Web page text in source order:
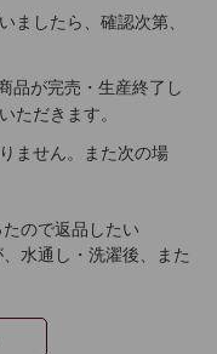
ましたら、確認次第、
品が完売・生産終了し
ただきます。
ません。また次の場
ので返品したい
水通し・洗濯後、また